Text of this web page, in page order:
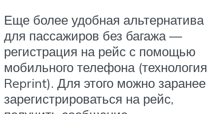
Еще более удобная альтернатива
для пассажиров без багажа —
регистрация на рейс с помощью
мобильного телефона (технология
Reprint). Для этого можно заранее
зарегистрироваться на рейс,